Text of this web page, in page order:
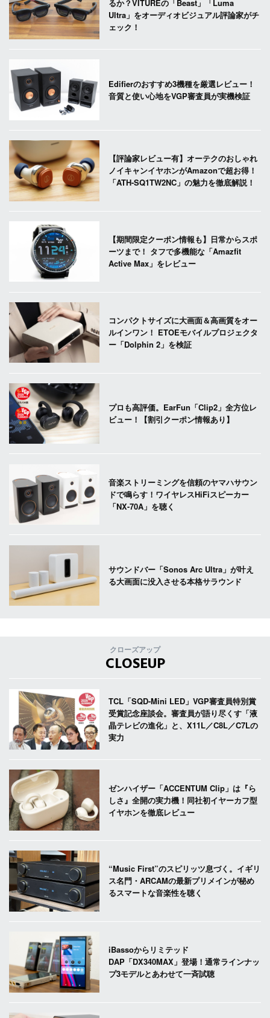
るか？VITUREの「Beast」「Luma
Ultra」をオーディオビジュアル評論家がチ
ェック！
Edifierのおすすめ3機種を厳選レビュー！
音質と使い心地をVGP審査員が実機検証
【評論家レビュー有】オーテクのおしゃれ
ノイキャンイヤホンがAmazonで超お得！
「ATH-SQ1TW2NC」の魅力を徹底解説！
【期間限定クーポン情報も】日常からスポ
ーツまで！ タフで多機能な「Amazfit
Active Max」をレビュー
コンパクトサイズに大画面＆高画質をオー
ルインワン！ ETOEモバイルプロジェクタ
ー「Dolphin 2」を検証
プロも高評価。EarFun「Clip2」全方位レ
ビュー！【割引クーポン情報あり】
音楽ストリーミングを信頼のヤマハサウン
ドで鳴らす！ワイヤレスHiFiスピーカー
「NX-70A」を聴く
サウンドバー「Sonos Arc Ultra」が叶え
る大画面に没入させる本格サラウンド
クローズアップ
CLOSEUP
TCL「SQD-Mini LED」VGP審査員特別賞
受賞記念座談会。審査員が語り尽くす「液
晶テレビの進化」と、X11L／C8L／C7Lの
実力
ゼンハイザー「ACCENTUM Clip」は『ら
しさ』全開の実力機！同社初イヤーカフ型
イヤホンを徹底レビュー
“Music First”のスピリッツ息づく。イギリ
ス名門・ARCAMの最新プリメインが秘め
るスマートな音楽性を聴く
iBassoからリミテッド
DAP「DX340MAX」登場！通常ラインナッ
プ3モデルとあわせて一斉試聴